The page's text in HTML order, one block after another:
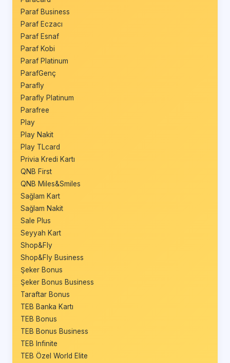
Paraf Business
Paraf Eczacı
Paraf Esnaf
Paraf Kobi
Paraf Platinum
ParafGenç
Parafly
Parafly Platinum
Parafree
Play
Play Nakit
Play TLcard
Privia Kredi Kartı
QNB First
QNB Miles&Smiles
Sağlam Kart
Sağlam Nakit
Sale Plus
Seyyah Kart
Shop&Fly
Shop&Fly Business
Şeker Bonus
Şeker Bonus Business
Taraftar Bonus
TEB Banka Kartı
TEB Bonus
TEB Bonus Business
TEB Infinite
TEB Özel World Elite